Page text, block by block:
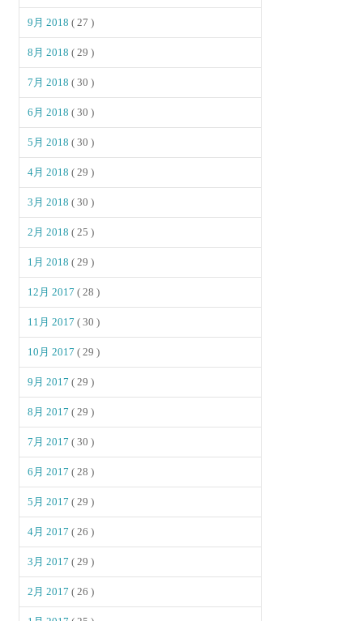
9月 2018( 27 )
8月 2018( 29 )
7月 2018( 30 )
6月 2018( 30 )
5月 2018( 30 )
4月 2018( 29 )
3月 2018( 30 )
2月 2018( 25 )
1月 2018( 29 )
12月 2017( 28 )
11月 2017( 30 )
10月 2017( 29 )
9月 2017( 29 )
8月 2017( 29 )
7月 2017( 30 )
6月 2017( 28 )
5月 2017( 29 )
4月 2017( 26 )
3月 2017( 29 )
2月 2017( 26 )